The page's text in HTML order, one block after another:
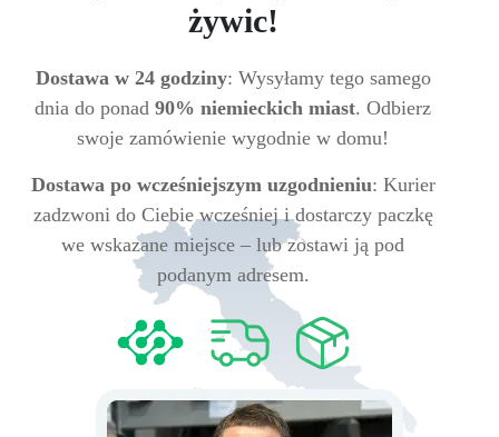
żywic!
Dostawa w 24 godziny: Wysyłamy tego samego
dnia do ponad 90% niemieckich miast. Odbierz
swoje zamówienie wygodnie w domu!
Dostawa po wcześniejszym uzgodnieniu: Kurier
zadzwoni do Ciebie wcześniej i dostarczy paczkę
we wskazane miejsce – lub zostawi ją pod
podanym adresem.